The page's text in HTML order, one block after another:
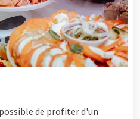
de profiter d'un